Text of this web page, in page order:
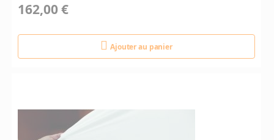
162,00 €
Ajouter au panier